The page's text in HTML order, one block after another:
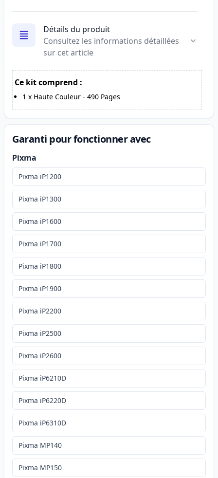
Détails du produit
Consultez les informations détaillées
sur cet article
Ce kit comprend :
1 x Haute Couleur - 490 Pages
Garanti pour fonctionner avec
Pixma
Pixma iP1200
Pixma iP1300
Pixma iP1600
Pixma iP1700
Pixma iP1800
Pixma iP1900
Pixma iP2200
Pixma iP2500
Pixma iP2600
Pixma iP6210D
Pixma iP6220D
Pixma iP6310D
Pixma MP140
Pixma MP150